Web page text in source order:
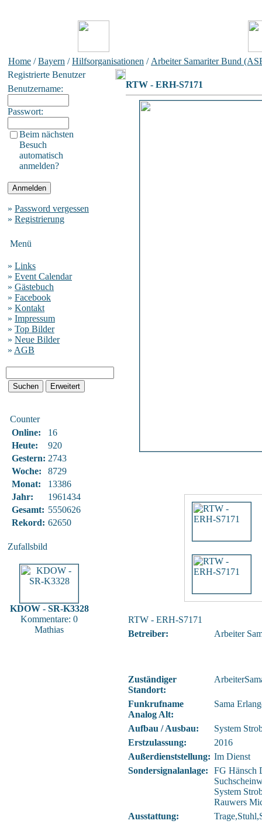
Home /Bayern /Hilfsorganisationen / Arbeiter Samariter Bund
Registrierte Benutzer
Benutzername:
Passwort:
Beim nächsten
Besuch
automatisch
anmelden?
» Password vergessen
» Registrierung
Menü
» Links
» Event Calendar
» Gästebuch
» Facebook
» Kontakt
» Impressum
» Top Bilder
» Neue Bilder
» AGB
Counter
Online:
16
Heute:
920
Gestern: 2743
Woche:
8729
Monat:
13386
Jahr:
1961434
Gesamt: 5550626
Rekord: 62650
Zufallsbild
KDOW - SR-K3328
Kommentare: 0
Mathias
RTW - ERH-S7171
RTW - ERH-S7171
Betreiber:
Arbeiter
Zuständiger
Standort:
Funkrufname
Analog Alt:
Sama
Aufbau / Ausbau:
System
Erstzulassung:
2016
Außerdienststellung: Im Dienst
Sondersignalanlage:
FG Hänsch
System
Rauwers
Ausstattung: